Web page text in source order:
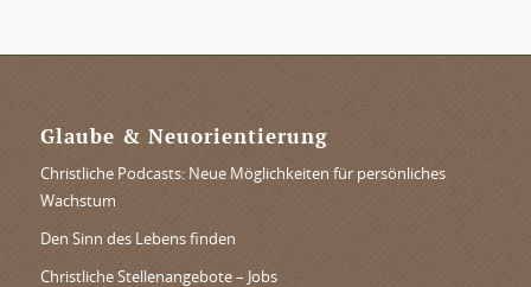
Glaube & Neuorientierung
Christliche Podcasts: Neue Möglichkeiten für persönliches
Wachstum
Den Sinn des Lebens finden
Christliche Stellenangebote – Jobs